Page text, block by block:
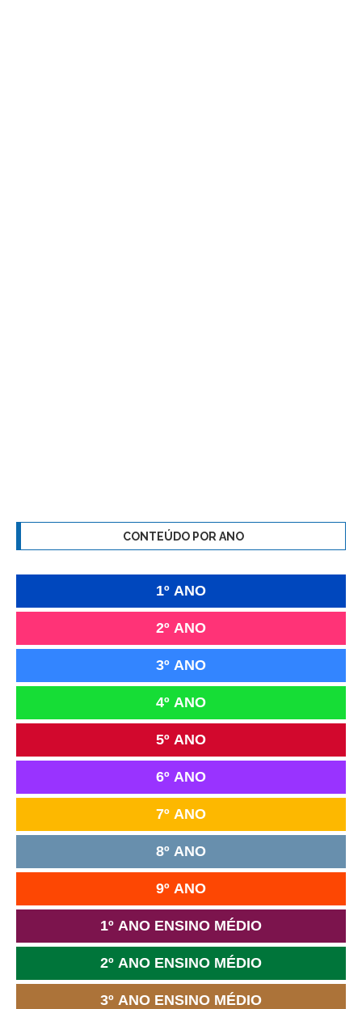
CONTEÚDO POR ANO
1º ANO
2º ANO
3º ANO
4º ANO
5º ANO
6º ANO
7º ANO
8º ANO
9º ANO
1º ANO ENSINO MÉDIO
2º ANO ENSINO MÉDIO
3º ANO ENSINO MÉDIO